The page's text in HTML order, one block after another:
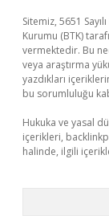
Sitemiz, 5651
Kurumu (BTK)
vermektedir. Bu
veya araştırma
yazdıkları
bu sorumluluğu
Hukuka ve yasal
içerikleri,
halinde, ilgili